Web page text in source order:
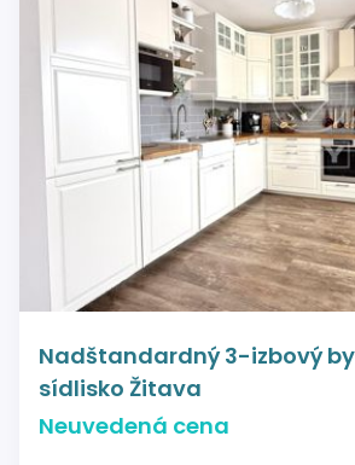
Nadštandardný 3-izbový
sídlisko Žitava
Neuvedená cena